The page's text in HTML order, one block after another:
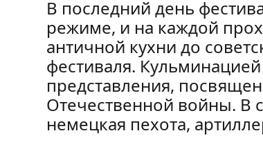
В последний день
режиме, и на каждой
античной кухни до
фестиваля.
представления,
Отечественной войны. В
немецкая пехота,